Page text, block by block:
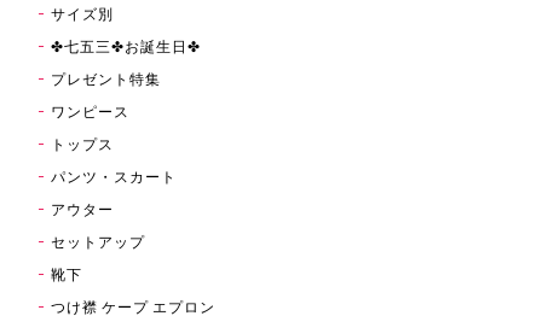
サイズ別
✤七五三✤お誕生日✤
プレゼント特集
ワンピース
トップス
パンツ・スカート
アウター
セットアップ
靴下
つけ襟 ケープ エプロン